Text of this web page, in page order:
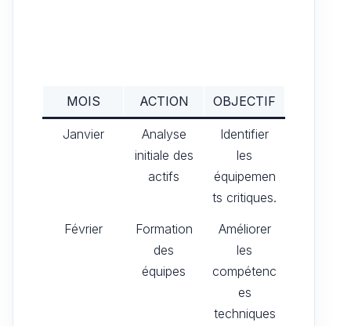
MOIS ACTION OBJECTIF
Janvier
Analyse
initiale des
actifs
Identifier
les
équipemen
ts critiques.
Février
Formation
des
équipes
Améliorer
les
compétenc
es
techniques